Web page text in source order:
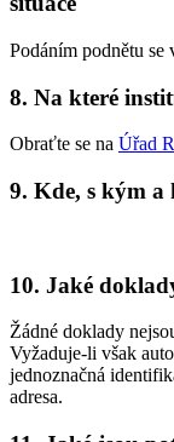
Podáním podnětu se
8. Na které
Obraťte se na Úřad
9. Kde, s kým a
10. Jaké
Žádné doklady
Vyžaduje-li však
jednoznačná
adresa.